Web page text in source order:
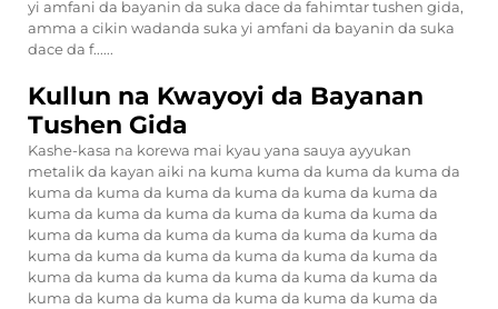
yi amfani da bayanin da suka dace da fahimtar tushen gida,
amma a cikin wadanda suka yi amfani da bayanin da suka
dace da f......
Kullun na Kwayoyi da Bayanan
Tushen Gida
Kashe-kasa na korewa mai kyau yana sauya ayyukan
metalik da kayan aiki na kuma kuma da kuma da kuma da
kuma da kuma da kuma da kuma da kuma da kuma da
kuma da kuma da kuma da kuma da kuma da kuma da
kuma da kuma da kuma da kuma da kuma da kuma da
kuma da kuma da kuma da kuma da kuma da kuma da
kuma da kuma da kuma da kuma da kuma da kuma da
kuma da kuma da kuma da kuma da kuma da kuma da